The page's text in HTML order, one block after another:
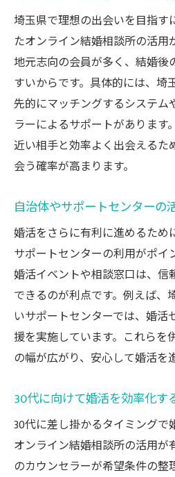
埼玉県で理想の出会いを目指す
たオンライン結婚相談所の活用
地元志向の会員が多く、結婚後
すいからです。具体的には、埼
先的にマッチングするシステム
ラーによるサポートがあります
近い相手と効率よく出会えるた
会う確率が高まります。
自治体やサポートセンターの
婚活をさらに有利に進めるため
サポートセンターの利用がポイ
婚活イベントや相談窓口は、信
できるのが利点です。例えば、
いサポートセンターでは、婚活
援を実施しています。これらを
の幅が広がり、安心して婚活を
30代に向けて婚活を効率化す
30代に差し掛かるタイミングで
オンライン結婚相談所の活用が
のカウンセラーが希望条件の整